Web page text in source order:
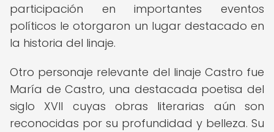
participación en importantes eventos
políticos le otorgaron un lugar destacado en
la historia del linaje.
Otro personaje relevante del linaje Castro fue
María de Castro, una destacada poetisa del
siglo XVII cuyas obras literarias aún son
reconocidas por su profundidad y belleza. Su